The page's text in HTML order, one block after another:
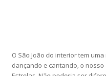
O São João do interior tem
dançando e cantando, o